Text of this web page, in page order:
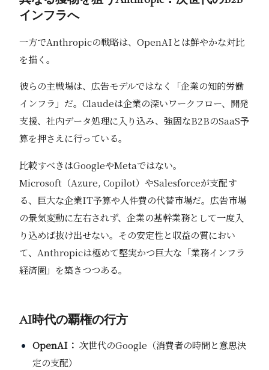
インフラへ
一方でAnthropicの戦略は、OpenAIとは鮮やかな対比
を描く。
彼らの主戦場は、広告モデルではなく「企業の知的労働
インフラ」だ。Claudeは企業の深いワークフロー、開発
支援、社内データ処理に入り込み、強固なB2BのSaaS予
算を押さえに行っている。
比較すべきはGoogleやMetaではない。
Microsoft（Azure, Copilot）やSalesforceが支配す
る、巨大な企業IT予算や人件費の代替市場だ。広告市場
の景気変動に左右されず、企業の基幹業務として一度入
り込めば抜け出せない。その安定性と収益の質におい
て、Anthropicは極めて堅実かつ巨大な「業務インフラ
経済圏」を築きつつある。
AI時代の覇権の行方
OpenAI： 次世代のGoogle（消費者の時間と意思決
定の支配）